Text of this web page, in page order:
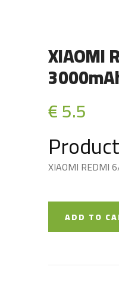
XIAOMI
€ 5.5
XIAOMI REDMI
ADD TO